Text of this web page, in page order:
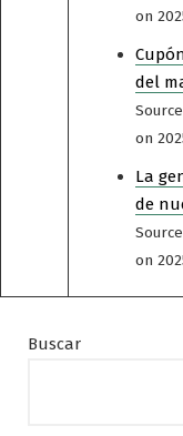
on
del
on
La
de
on
Buscar